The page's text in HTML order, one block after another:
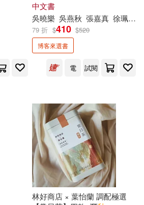
姜曉秋(5)
孫秀秋(5)
嵇文甫(5)
張錦秋(5)
徐宗懋(5)
版社(15)
(15)
中文書
吳曉樂 吳燕秋 張嘉真 徐珮芬
79 折 $410 $520
博客來選書
電 試閱
林好商店 × 葉怡蘭 調配極選